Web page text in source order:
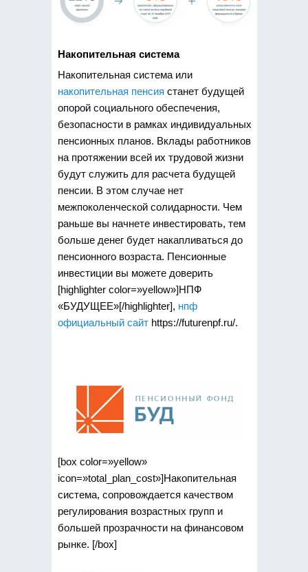
Накопительная система
Накопительная система или
накопительная пенсия станет будущей
опорой социального обеспечения,
безопасности в рамках индивидуальных
пенсионных планов. Вклады работников
на протяжении всей их трудовой жизни
будут служить для расчета будущей
пенсии. В этом случае нет
межпоколенческой солидарности. Чем
раньше вы начнете инвестировать, тем
больше денег будет накапливаться до
пенсионного возраста. Пенсионные
инвестиции вы можете доверить
[highlighter color=»yellow»]НПФ
«БУДУЩЕЕ»[/highlighter], нпф
официальный сайтhttps://futurenpf.ru/.
[box color=»yellow»
icon=»total_plan_cost»]Накопительная
система, сопровождается качеством
регулирования возрастных групп и
большей прозрачности на финансовом
рынке. [/box]